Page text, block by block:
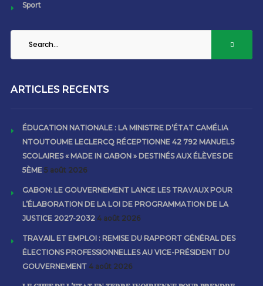
Sport
ARTICLES RECENTS
ÉDUCATION NATIONALE : LA MINISTRE D’ÉTAT CAMÉLIA
NTOUTOUME LECLERCQ RÉCEPTIONNE 42 792 MANUELS
SCOLAIRES « MADE IN GABON » DESTINÉS AUX ÉLÈVES DE
5ÈME 5 août 2026
GABON: LE GOUVERNEMENT LANCE LES TRAVAUX POUR
L’ÉLABORATION DE LA LOI DE PROGRAMMATION DE LA
JUSTICE 2027-2032 4 août 2026
TRAVAIL ET EMPLOI : REMISE DU RAPPORT GÉNÉRAL DES
ÉLECTIONS PROFESSIONNELLES AU VICE-PRÉSIDENT DU
GOUVERNEMENT 4 août 2026